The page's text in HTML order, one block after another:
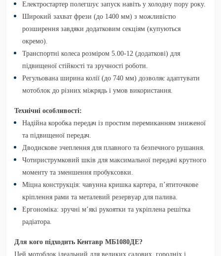
Електростартер полегшує запуск навіть у холодну пору року.
Широкий захват фрези (до 1400 мм) з можливістю
розширення завдяки додатковим секціям (купуються
окремо).
Транспортні колеса розміром 5.00-12 (додаткові) для
підвищеної стійкості та зручності роботи.
Регульована ширина колії (до 740 мм) дозволяє адаптувати
мотоблок до різних міжрядь і умов використання.
Технічні особливості:
Надійна коробка передач із простим перемиканням зниженої
та підвищеної передач.
Дводискове зчеплення для плавного та безпечного рушання.
Чотириструмковий шків для максимальної передачі крутного
моменту та зменшення пробуксовки.
Міцна конструкція: чавунна кришка картера, п’ятиточкове
кріплення рами та металевий резервуар для палива.
Ергономіка: зручні м’які рукоятки та укріплена решітка
радіатора.
Для кого підходить Кентавр МБ1080ДЕ?
Цей мотоблок ідеальний для великих садових, городніх і